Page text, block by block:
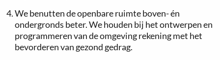
We benutten de openbare ruimte boven- én
ondergronds beter. We houden bij het ontwerpen en
programmeren van de omgeving rekening met het
bevorderen van gezond gedrag.